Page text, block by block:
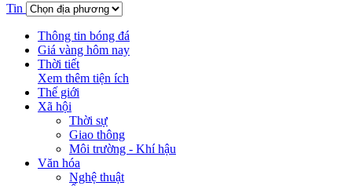
Tin
Thông tin bóng đá
Giá vàng hôm nay
Thời tiết
Xem thêm tiện ích
Thế giới
Xã hội
Thời sự
Giao thông
Môi trường - Khí hậu
Văn hóa
Nghệ thuật